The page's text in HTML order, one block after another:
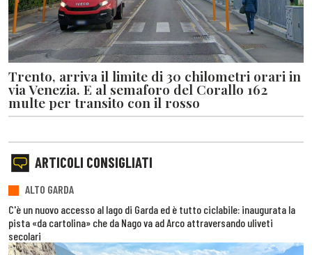
Trento, arriva il limite di 30 chilometri orari in
via Venezia. E al semaforo del Corallo 162
multe per transito con il rosso
ARTICOLI CONSIGLIATI
ALTO GARDA
C'è un nuovo accesso al lago di Garda ed è tutto ciclabile: inaugurata la
pista «da cartolina» che da Nago va ad Arco attraversando uliveti
secolari